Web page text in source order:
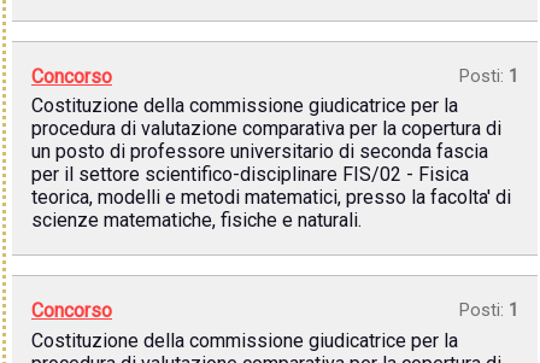
Concorso Posti: 1
Costituzione della commissione giudicatrice per la
procedura di valutazione comparativa per la copertura di
un posto di professore universitario di seconda fascia
per il settore scientifico-disciplinare FIS/02 - Fisica
teorica, modelli e metodi matematici, presso la facolta' di
scienze matematiche, fisiche e naturali.
Concorso Posti: 1
Costituzione della commissione giudicatrice per la